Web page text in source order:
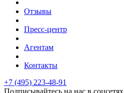
Отзывы
Пресс-центр
Агентам
Контакты
+7 (495) 223-48-91
Подписывайтесь на нас в соцсетях